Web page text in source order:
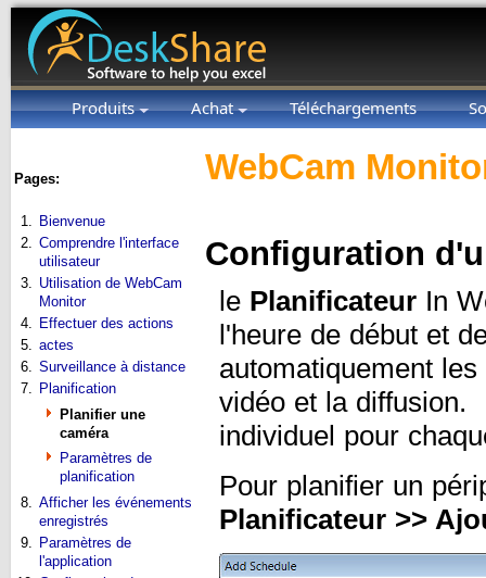
Produits Achat Téléchargements
Pages:
1. Bienvenue
2. Comprendre l'interface
utilisateur
3. Utilisation de WebCam
Monitor
4. Effectuer des actions
5. actes
6. Surveillance à distance
7. Planification
Planifier une
caméra
Paramètres de
planification
8. Afficher les événements
enregistrés
9. Paramètres de
l'application
WebCam
Configuration
le Planificateur In
l'heure de début et
automatiquement
vidéo et la diffusion.
individuel pour
Pour planifier un
Planificateur >>